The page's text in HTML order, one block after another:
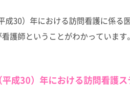
成30）年における訪問看護に係る
護師ということがわかっています。
成30）年における訪問看護